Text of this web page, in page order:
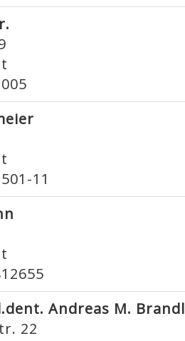
11
Andreas M. Brandl
22